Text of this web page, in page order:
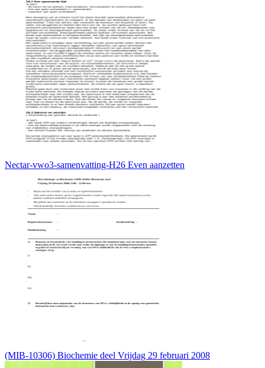
Nectar-vwo3-samenvatting-H26 Even aanzetten
(MIB-10306) Biochemie deel Vrijdag 29 februari 2008